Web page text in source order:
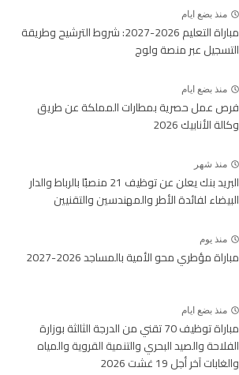
منذ بضع ايام
مباراة التعليم 2026-2027: شروط الترشيح وطريقة
التسجيل عبر منصة ولوج
منذ بضع ايام
فرص عمل حصرية بمطارات المملكة عن طريق
وكالة الأنابيك 2026
منذ شهر
البريد بنك يعلن عن توظيف 21 منصبًا بالرباط والدار
البيضاء لفائدة الأطر والمهندسين والتقنيين
منذ يوم
مباراة مؤطري محو الأمية بالمساجد 2026-2027
منذ بضع ايام
مباراة توظيف 70 تقني من الدرجة الثالثة بوزارة
الفلاحة والصيد البحري والتنمية القروية والمياه
والغابات آخر أجل 19 غشت 2026